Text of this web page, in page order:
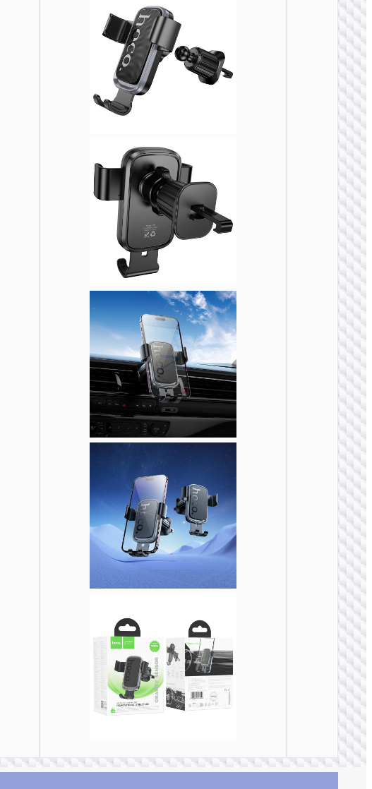
车载支
H79 豪
按压式
载支架
车载支
H78 豪
按压式
载支架